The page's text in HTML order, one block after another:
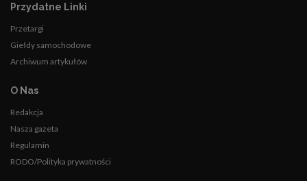
Przydatne Linki
Przetargi
Giełdy samochodowe
Archiwum artykułów
O Nas
Redakcja
Nasza gazeta
Regulamin
RODO/Polityka prywatności